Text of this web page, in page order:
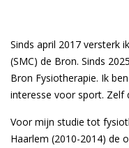
Sinds april 2017 versterk
(SMC) de Bron. Sinds
Bron Fysiotherapie. Ik
interesse voor sport. Zelf
Voor mijn studie tot
Haarlem (2010-2014) de